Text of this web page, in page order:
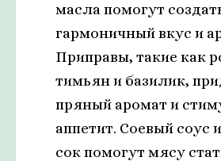
масла помогут
гармоничный вкус и
Приправы, такие как
тимьян и базилик,
пряный аромат и
аппетит. Соевый
сок помогут мясу